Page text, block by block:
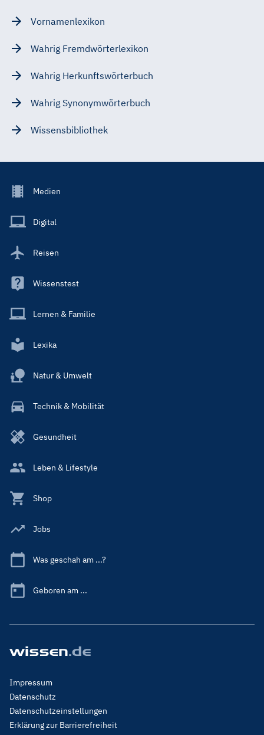
Vornamenlexikon
Wahrig Fremdwörterlexikon
Wahrig Herkunftswörterbuch
Wahrig Synonymwörterbuch
Wissensbibliothek
Footer
Main
Medien
Digital
Reisen
Wissenstest
Lernen & Familie
Lexika
Natur & Umwelt
Technik & Mobilität
Gesundheit
Leben & Lifestyle
Shop
Jobs
Was geschah am ...?
Geboren am ...
Footer
Menu
Legal
Impressum
Datenschutz
Datenschutzeinstellungen
Erklärung zur Barrierefreiheit